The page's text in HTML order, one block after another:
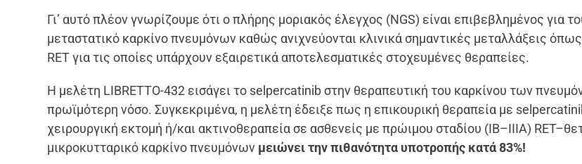
Γι’ αυτό πλέον γνωρίζουμε ότι ο πλήρης μοριακός έλεγχος (NGS) είναι επιβεβλημένος για
μεταστατικό καρκίνο πνευμόνων καθώς ανιχνεύονται κλινικά σημαντικές μεταλλάξεις όπως
RET για τις οποίες υπάρχουν εξαιρετικά αποτελεσματικές στοχευμένες θεραπείες.
Η μελέτη LIBRETTO-432 εισάγει το selpercatinib στην θεραπευτική του καρκίνου των
πρωϊμότερη νόσο. Συγκεκριμένα, η μελέτη έδειξε πως η επικουρική θεραπεία με
χειρουργική εκτομή ή/και ακτινοθεραπεία σε ασθενείς με πρώιμου σταδίου (IB–IIIA)
μικροκυτταρικό καρκίνο πνευμόνων μειώνει την πιθανότητα υποτροπής κατά 83%!